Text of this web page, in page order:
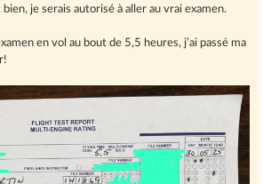
je serais autorisé à aller au vrai examen.
en vol au bout de 5,5 heures, j’ai passé ma